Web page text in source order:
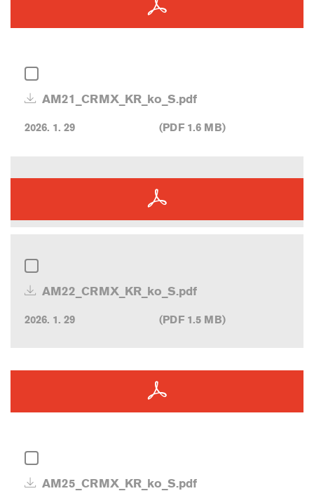
AM21_CRMX_KR_ko_S.pdf
2026. 1. 29 (PDF 1.6 MB)
AM22_CRMX_KR_ko_S.pdf
2026. 1. 29 (PDF 1.5 MB)
AM25_CRMX_KR_ko_S.pdf